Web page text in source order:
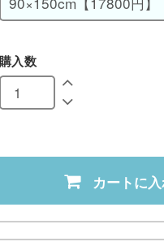
購入数
カートに